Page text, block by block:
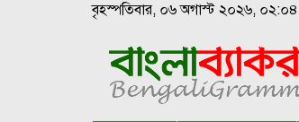
বৃহস্পতিবার, ০৬ অগাস্ট ২০২৬, ০২:০৪